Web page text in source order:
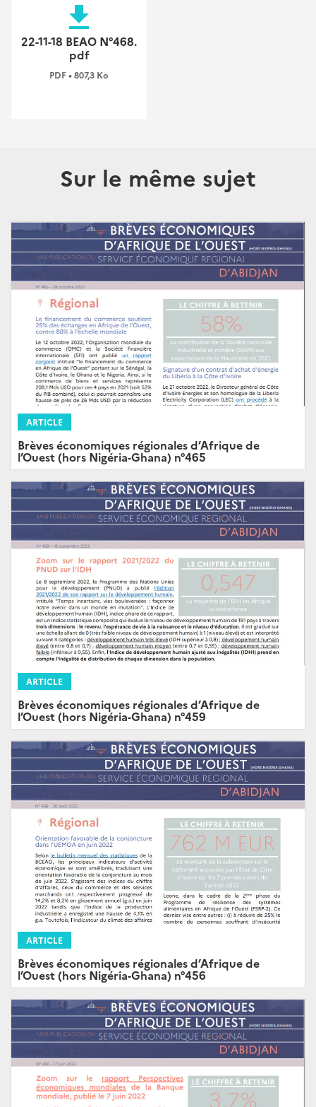
file_download
22-11-18 BEAO N°468.
pdf
PDF • 807,3 Ko
Sur le même sujet
ARTICLE
Brèves économiques régionales d’Afrique de
l’Ouest (hors Nigéria-Ghana) n°465
ARTICLE
Brèves économiques régionales d’Afrique de
l’Ouest (hors Nigéria-Ghana) n°459
ARTICLE
Brèves économiques régionales d’Afrique de
l’Ouest (hors Nigéria-Ghana) n°456